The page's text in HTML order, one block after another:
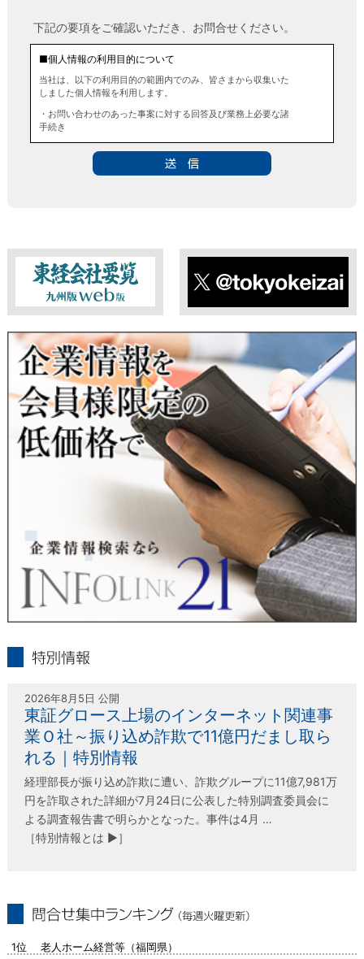
下記の要項をご確認いただき、お問合せください。
■個人情報の利用目的について
当社は、以下の利用目的の範囲内でのみ、皆さまから収集いた
しました個人情報を利用します。
・お問い合わせのあった事案に対する回答及び業務上必要な諸
手続き
■個人情報の第三者提供について
■ 個人情報提供の任意性及び留意点
個人情報のご提供は任意ですが、必要な個人情報をご提供いた
だけなかった場合は、上記利用目的を達成できない場合があり
ますのでご了承ください。
当社は、本人が自己の個人情報について、通知・開示・訂正・
追加・削除・利用停止・提供停止の希望がございましたら、本
人または代理人の請求応じて、個人データの通知・開示・訂
正・追加・削除・利用停止・提供停止の請求に応じます。
受付方法は、本人確認資料（運転免許証、パスポート何れかの
コピー）、「個人情報取扱申請書」「委任状」（代理人による
申請の場合のみ必要となります）を当社宛にお送り下さい。
＜個人情報保護に関するお問合せ・相談窓口＞
〒802-0004 北九州市小倉北区鍛冶町2丁目5-11（第一東経ビ
フリーダイヤル 0120-55-9986
受付時間 平日9：00～17：00
東経会社要覧web版 X
2026年8月5日 公開
東証グロース上場のインターネット関連事
業Ｏ社～振り込め詐欺で11億円だまし取ら
れる｜特別情報
経理部長が振り込め詐欺に遭い、詐欺グループに11億7,981万
円を詐取された詳細が7月24日に公表した特別調査委員会に
よる調査報告書で明らかとなった。事件は4月 …
［特別情報とは ▶］
1位 老人ホーム経営等（福岡県）